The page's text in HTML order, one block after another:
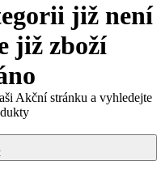
již není
již zboží
Akční stránku a vyhledejte